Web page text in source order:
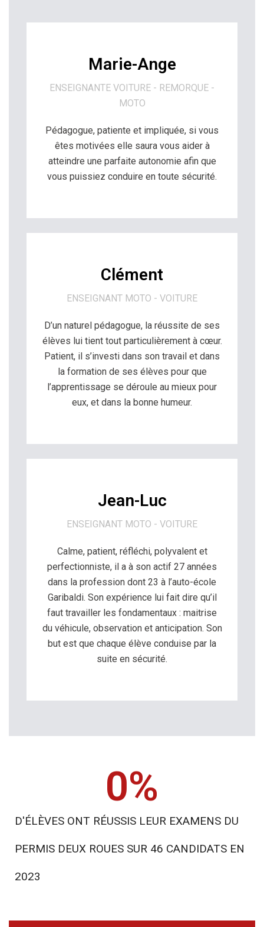
Marie-Ange
ENSEIGNANTE VOITURE - REMORQUE -
MOTO
Pédagogue, patiente et impliquée, si vous
êtes motivées elle saura vous aider à
atteindre une parfaite autonomie afin que
vous puissiez conduire en toute sécurité.
Clément
ENSEIGNANT MOTO - VOITURE
D’un naturel pédagogue, la réussite de ses
élèves lui tient tout particulièrement à cœur.
Patient, il s’investi dans son travail et dans
la formation de ses élèves pour que
l’apprentissage se déroule au mieux pour
eux, et dans la bonne humeur.
Jean-Luc
ENSEIGNANT MOTO - VOITURE​
Calme, patient, réfléchi, polyvalent et
perfectionniste, il a à son actif 27 années
dans la profession dont 23 à l’auto-école
Garibaldi. Son expérience lui fait dire qu’il
faut travailler les fondamentaux : maitrise
du véhicule, observation et anticipation. Son
but est que chaque élève conduise par la
suite en sécurité.
D'ÉLÈVES ONT RÉUSSIS LEUR EXAMENS DU
PERMIS DEUX ROUES SUR 46 CANDIDATS EN
2023
0%